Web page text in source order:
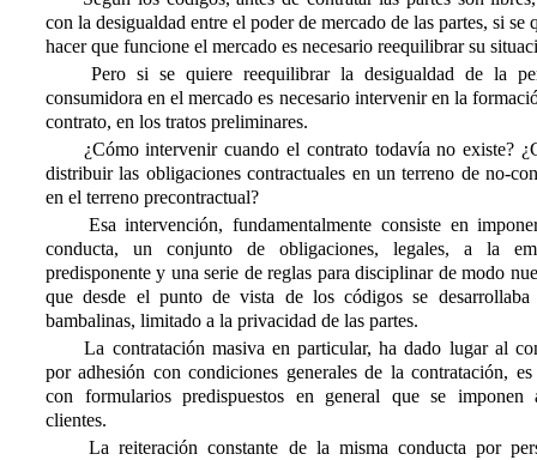
con la desigualdad entre el poder de mercado de las partes, si se
hacer que funcione el mercado es necesario reequilibrar su
Pero si se quiere reequilibrar la desigualdad de la
consumidora en el mercado es necesario intervenir en la
contrato, en los tratos preliminares.
¿Cómo intervenir cuando el contrato todavía no existe?
distribuir las obligaciones contractuales en un terreno de no-
en el terreno precontractual?
Esa intervención, fundamentalmente consiste en
conducta, un conjunto de obligaciones, legales, a la
predisponente y una serie de reglas para disciplinar de modo
que desde el punto de vista de los códigos se desarrollaba
bambalinas, limitado a la privacidad de las partes.
La contratación masiva en particular, ha dado lugar al
por adhesión con condiciones generales de la contratación,
con formularios predispuestos en general que se imponen
clientes.
La reiteración constante de la misma conducta por